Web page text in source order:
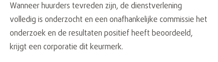
Wanneer huurders tevreden zijn, de dienstverlening
volledig is onderzocht en een onafhankelijke commissie het
onderzoek en de resultaten positief heeft beoordeeld,
krijgt een corporatie dit keurmerk.